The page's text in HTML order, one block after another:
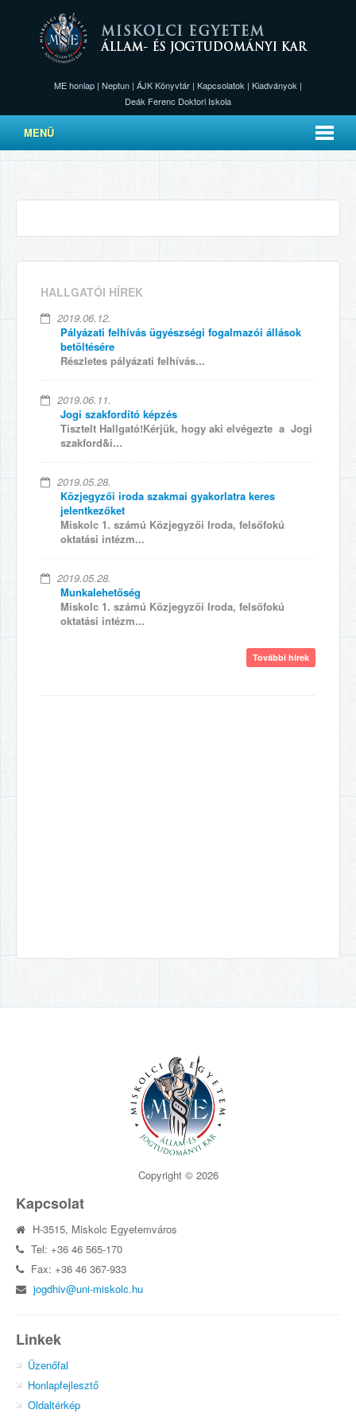
ME honlap | Neptun | ÁJK Könyvtár | Kapcsolatok | Kiadványok |
Deák Ferenc Doktori Iskola
MENÜ
HALLGATÓI HÍREK
2019.06.12.
Pályázati felhívás ügyészségi fogalmazói állások
betöltésére
Részletes pályázati felhívás...
2019.06.11.
Jogi szakfordító képzés
Tisztelt Hallgató!Kérjük, hogy aki elvégezte a Jogi
szakford&i...
2019.05.28.
Közjegyzői iroda szakmai gyakorlatra keres
jelentkezőket
Miskolc 1. számú Közjegyzői Iroda, felsőfokú
oktatási intézm...
2019.05.28.
Munkalehetőség
Miskolc 1. számú Közjegyzői Iroda, felsőfokú
oktatási intézm...
További hírek
Copyright © 2026
Kapcsolat
H-3515, Miskolc Egyetemváros
Tel: +36 46 565-170
Fax: +36 46 367-933
jogdhiv@uni-miskolc.hu
Linkek
Üzenőfal
Honlapfejlesztő
Oldaltérkép